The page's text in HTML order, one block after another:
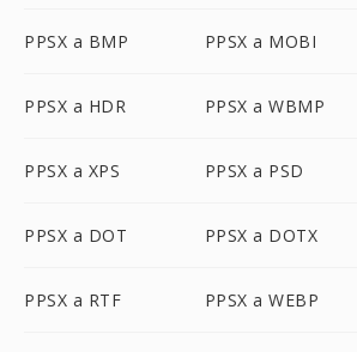
PPSX a BMP PPSX a MOBI
PPSX a HDR PPSX a WBMP
PPSX a XPS PPSX a PSD
PPSX a DOT PPSX a DOTX
PPSX a RTF PPSX a WEBP